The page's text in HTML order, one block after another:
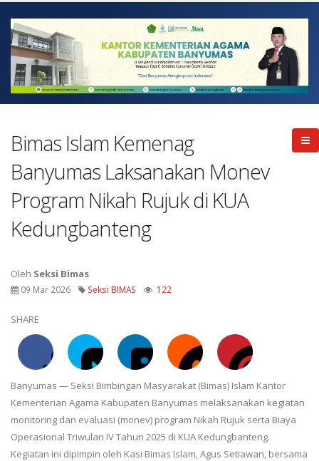
Bimas Islam Kemenag
Banyumas Laksanakan Monev
Program Nikah Rujuk di KUA
Kedungbanteng
Oleh Seksi Bimas
09 Mar 2026 Seksi BIMAS 122
SHARE
Banyumas — Seksi Bimbingan Masyarakat (Bimas) Islam Kantor
Kementerian Agama Kabupaten Banyumas melaksanakan kegiatan
monitoring dan evaluasi (monev) program Nikah Rujuk serta Biaya
Operasional Triwulan IV Tahun 2025 di KUA Kedungbanteng.
Kegiatan ini dipimpin oleh Kasi Bimas Islam, Agus Setiawan, bersama